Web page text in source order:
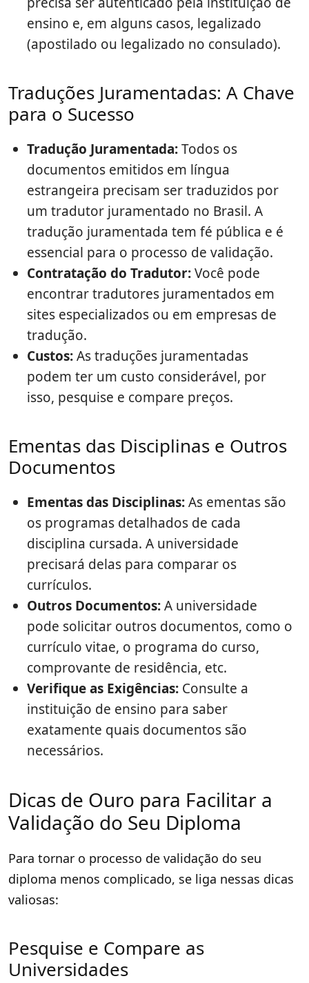
ensino e, em alguns casos, legalizado
(apostilado ou legalizado no consulado).
Traduções Juramentadas: A Chave
para o Sucesso
Tradução Juramentada:Todos os
documentos emitidos em língua
estrangeira precisam ser traduzidos por
um tradutor juramentado no Brasil. A
tradução juramentada tem fé pública e é
essencial para o processo de validação.
Contratação do Tradutor:Você pode
encontrar tradutores juramentados em
sites especializados ou em empresas de
tradução.
Custos:As traduções juramentadas
podem ter um custo considerável, por
isso, pesquise e compare preços.
Ementas das Disciplinas e Outros
Documentos
Ementas das Disciplinas:As ementas são
os programas detalhados de cada
disciplina cursada. A universidade
precisará delas para comparar os
currículos.
Outros Documentos:A universidade
pode solicitar outros documentos, como o
currículo vitae, o programa do curso,
comprovante de residência, etc.
Verifique as Exigências: Consulte a
instituição de ensino para saber
exatamente quais documentos são
necessários.
Dicas de Ouro para Facilitar a
Validação do Seu Diploma
Para tornar o processo de validação do seu
diploma menos complicado, se liga nessas dicas
valiosas:
Pesquise e Compare as
Universidades